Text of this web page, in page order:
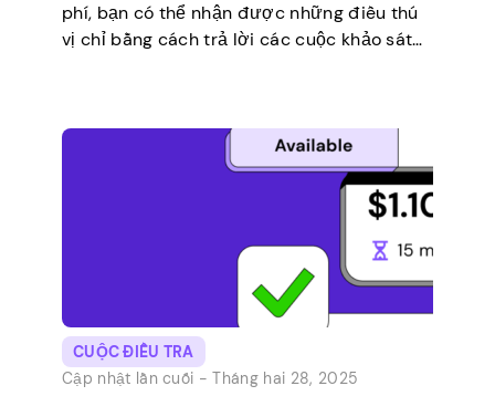
phí, bạn có thể nhận được những điều thú
vị chỉ bằng cách trả lời các cuộc khảo sát
CUỘC ĐIỀU TRA
Cập nhật lần cuối -Tháng hai 28, 2025